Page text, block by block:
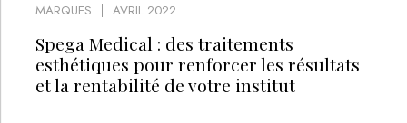
MARQUES AVRIL 2022
Spega Medical : des traitements
esthétiques pour renforcer les résultats
et la rentabilité de votre institut